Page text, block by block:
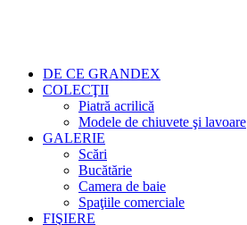
DE CE GRANDEX
COLECŢII
Piatră acrilică
Modele de chiuvete şi lavoare
GALERIE
Scări
Bucătărie
Camera de baie
Spaţiile comerciale
FIŞIERE